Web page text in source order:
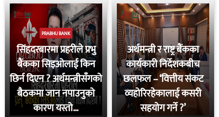
PRABHU BANK
सिंहदरबारमा प्रहरीले प्रभु
बैंकका सिइओलाई किन
छिर्न दिएन ? अर्थमन्त्रीसँगको
बैठकमा जान नपाउनुको
कारण यस्तो…
अर्थमन्त्री र राष्ट्र बैंकका
कार्यकारी निर्देशकबीच
छलफल – ‘वित्तीय संकट
व्यहोरिरहेकालाई कसरी
सहयोग गर्ने ?’